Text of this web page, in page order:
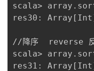
scala>
res30:
//降序  reverse
scala>
res31: